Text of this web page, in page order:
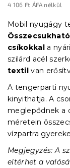
4 106 Ft ÁFA nélkül
Mobil nyugágy
csíkokkal a
szilárd acél
textil van
A tengerparti
kinyithatja. A
meglepődnek a
méretein
vízpartra
Megjegyzés: A
eltérhet a